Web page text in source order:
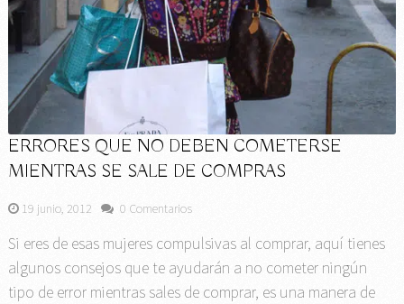
ERRORES QUE NO DEBEN COMETERSE
MIENTRAS SE SALE DE COMPRAS
19 junio, 2012 0 Comentarios
Si eres de esas mujeres compulsivas al comprar, aquí tienes
algunos consejos que te ayudarán a no cometer ningún
tipo de error mientras sales de comprar, es una manera de